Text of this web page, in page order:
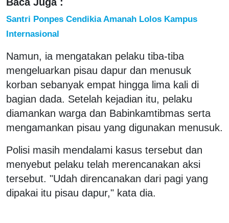
Santri Ponpes Cendikia Amanah Lolos Kampus
Internasional
Namun, ia mengatakan pelaku tiba-tiba
mengeluarkan pisau dapur dan menusuk
korban sebanyak empat hingga lima kali di
bagian dada. Setelah kejadian itu, pelaku
diamankan warga dan Babinkamtibmas serta
mengamankan pisau yang digunakan menusuk.
Polisi masih mendalami kasus tersebut dan
menyebut pelaku telah merencanakan aksi
tersebut. "Udah direncanakan dari pagi yang
dipakai itu pisau dapur," kata dia.